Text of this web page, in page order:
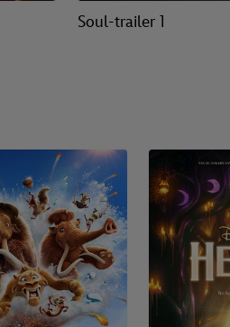
Soul-trailer 1